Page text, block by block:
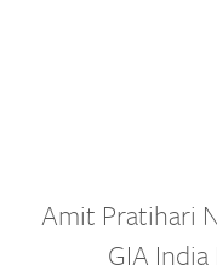
Amit Pratihari
GIA